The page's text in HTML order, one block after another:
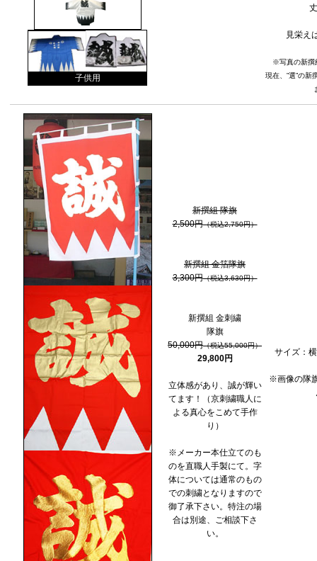
子供用
見栄え
※写真の新撰
現在、”選”の新
新撰組 隊旗
2,500円（税込2,750円）
新撰組 金箔隊旗
3,300円（税込3,630円）
新撰組 金刺繍
隊旗
50,000円（税込55,000円）
29,800円
立体感があり、誠が輝い
てます！（京刺繍職人に
よる真心をこめて手作
り）
※メーカー本仕立てのも
のを直職人手製にて。字
体については通常のもの
での刺繍となりますので
御了承下さい。特注の場
合は別途、ご相談下さ
い。
サイズ：
※画像の隊